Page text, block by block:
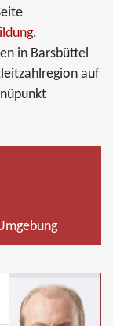
.
in Barsbüttel
auf